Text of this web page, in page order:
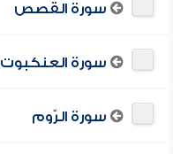
سورة القصص
سورة العنكبوت
سورة الرّوم